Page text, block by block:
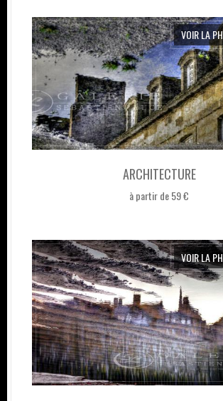
ARCHITECTURE
à partir de 59 €
VOIR LA
VOIR LA